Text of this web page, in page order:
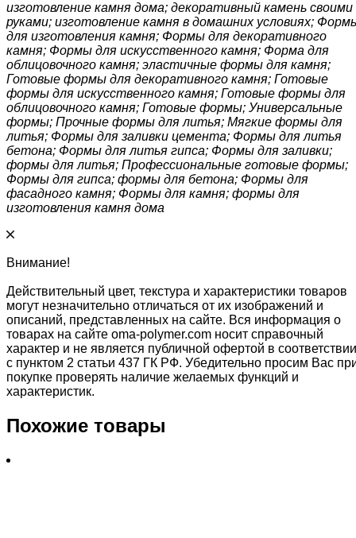
изготовление камня дома; декоративный камень своими
руками; изготовление камня в домашних условиях;
для изготовления камня; Формы для декоративного
камня; Формы для искусственного камня; Форма для
облицовочного камня; эластичные формы для камня;
Готовые формы для декоративного камня; Готовые
формы для искусственного камня; Готовые формы для
облицовочного камня; Готовые формы; Универсальные
формы; Прочные формы для литья; Мягкие формы для
литья; Формы для заливки цемента; Формы для литья
бетона; Формы для литья гипса; Формы для заливки;
формы для литья; Профессиональные готовые формы;
Формы для гипса; формы для бетона; Формы для
фасадного камня; Формы для камня; формы для
изготовления камня дома
Внимание!
Действительный цвет, текстура и характеристики товаров
могут незначительно отличаться от их изображений и
описаний, представленных на сайте. Вся информация о
товарах на сайте oma-polymer.com носит справочный
характер и не является публичной офертой в соответствии
с пунктом 2 статьи 437 ГК РФ. Убедительно просим Вас
покупке проверять наличие желаемых функций и
характеристик.
Похожие товары